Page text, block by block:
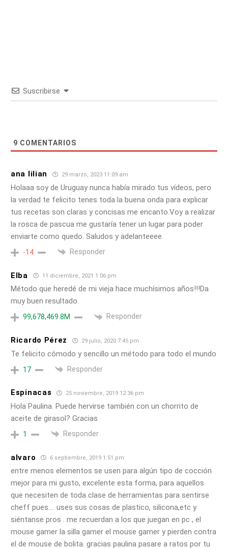
Suscribirse
9 COMENTARIOS
ana lilian 29 marzo, 2023 11:09 am
Holaaa soy de Uruguay nunca había mirado tus vídeos, pero
la verdad te felicito tenes toda la buena onda para explicar
tus recetas son claras y concisas me encanto.Voy a realizar
la rosca de pascua me gustaría tener un lugar para poder
enviarte como quedo. Saludos y adelanteeee.
-14 Responder
Elba 11 diciembre, 2021 1:06 pm
Método que heredé de mi vieja hace muchísimos años!!!Da
muy buen resultado.
99,678,469.8M Responder
Ricardo Pérez 29 julio, 2020 7:45 pm
Te felicito cómodo y sencillo un método para todo el mundo
17 Responder
Espinacas 25 noviembre, 2019 12:36 pm
Hola Paulina. Puede hervirse también con un chorrito de
aceite de girasol? Gracias
1 Responder
alvaro 6 septiembre, 2019 1:51 pm
entre menos elementos se usen para algún tipo de cocción
mejor para mi gusto, excelente esta forma, para aquellos
que necesiten de toda clase de herramientas para sentirse
cheff pues…. uses sus cosas de plastico, silicona,etc y
siéntanse pros . me recuerdan a los que juegan en pc , el
mouse gamer la silla gamer el mouse gamer y pierden contra
el de mouse de bolita. gracias paulina pasare a ratos por tu